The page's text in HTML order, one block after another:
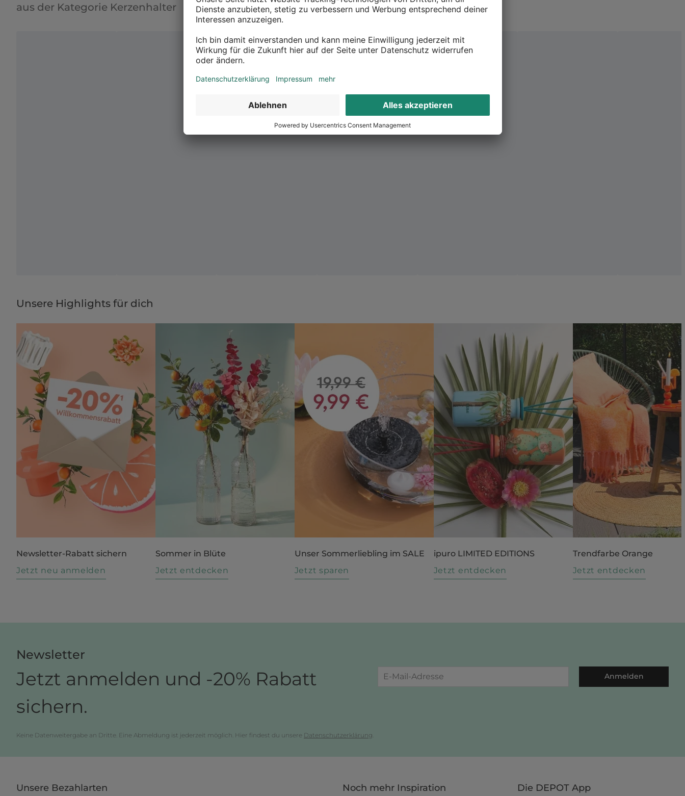
aus der Kategorie Kerzenhalter
Unsere Highlights für dich
Newsletter-Rabatt sichern
Jetzt neu anmelden
Sommer in Blüte
Jetzt entdecken
Unser Sommerliebling im SALE
Jetzt sparen
ipuro LIMITED EDITIONS
Jetzt entdecken
Trendfarbe Orange
Jetzt entdecken
Newsletter
Jetzt anmelden und -20% Rabatt
sichern.
Anmelden
Keine Datenweitergabe an Dritte. Eine Abmeldung ist jederzeit möglich. Hier findest du unsere Datenschutzerklärung.
Unsere Bezahlarten Noch mehr Inspiration Die DEPOT App